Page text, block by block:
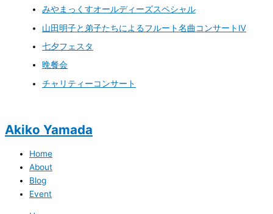
みやまっくすオールディーズスペシャル
山田明子と弟子たちによるフルート名曲コンサートⅣ
七夕フェスタ
晩餐会
チャリティーコンサート
Akiko Yamada
Home
About
Blog
Event